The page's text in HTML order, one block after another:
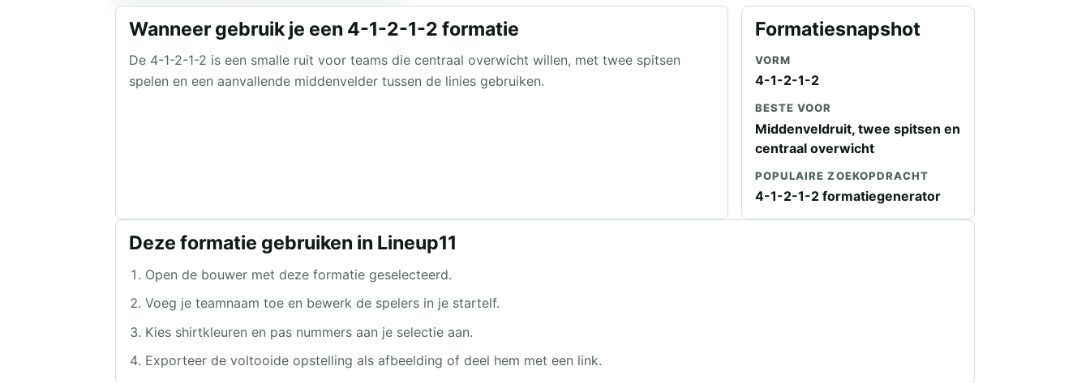
Wanneer gebruik je een 4-1-2-1-2 formatie
De 4-1-2-1-2 is een smalle ruit voor teams die centraal overwicht willen, met twee spitsen
spelen en een aanvallende middenvelder tussen de linies gebruiken.
Formatiesnapshot
VORM
4-1-2-1-2
BESTE VOOR
Middenveldruit, twee spitsen en
centraal overwicht
POPULAIRE ZOEKOPDRACHT
4-1-2-1-2 formatiegenerator
Deze formatie gebruiken in Lineup11
Open de bouwer met deze formatie geselecteerd.
Voeg je teamnaam toe en bewerk de spelers in je startelf.
Kies shirtkleuren en pas nummers aan je selectie aan.
Exporteer de voltooide opstelling als afbeelding of deel hem met een link.